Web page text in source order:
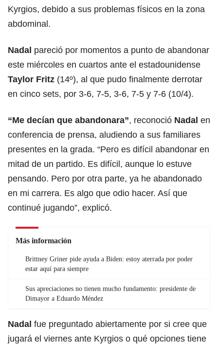
Kyrgios, debido a sus problemas físicos en la zona
abdominal.
Nadal pareció por momentos a punto de abandonar
este miércoles en cuartos ante el estadounidense
Taylor Fritz (14º), al que pudo finalmente derrotar
en cinco sets, por 3-6, 7-5, 3-6, 7-5 y 7-6 (10/4).
“Me decían que abandonara”, reconoció Nadal en
conferencia de prensa, aludiendo a sus familiares
presentes en la grada. “Pero es difícil abandonar en
mitad de un partido. Es difícil, aunque lo estuve
pensando. Pero por otra parte, ya he abandonado
en mi carrera. Es algo que odio hacer. Así que
continué jugando”, explicó.
Más información
Brittney Griner pide ayuda a Biden: estoy aterrada por poder
estar aquí para siempre
Sus apreciaciones no tienen mucho fundamento: presidente de
Dimayor a Eduardo Méndez
Nadal fue preguntado abiertamente por si cree que
jugará el viernes ante Kyrgios o qué opciones tiene